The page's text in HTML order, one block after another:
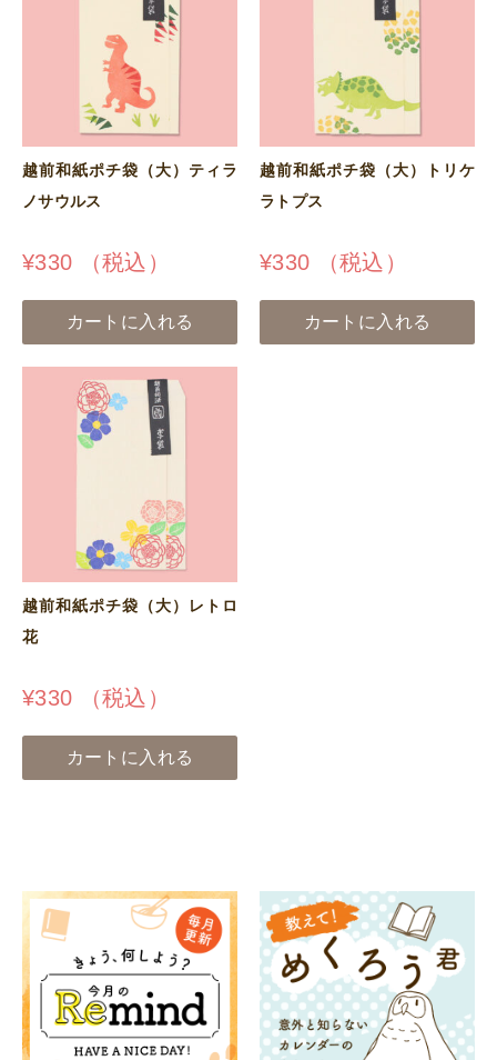
越前和紙ポチ袋（大）ティラ
ノサウルス
¥330 （税込）
カートに入れる
越前和紙ポチ袋（大）トリケ
ラトプス
¥330 （税込）
カートに入れる
越前和紙ポチ袋（大）レトロ
花
¥330 （税込）
カートに入れる